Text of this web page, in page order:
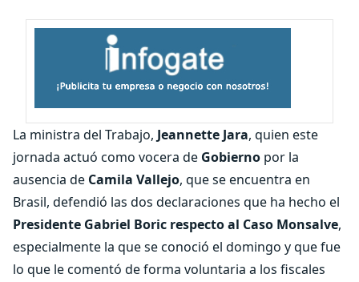
La ministra del Trabajo, Jeannette Jara, quien este
jornada actuó como vocera de Gobierno por la
ausencia de Camila Vallejo, que se encuentra en
Brasil, defendió las dos declaraciones que ha hecho el
Presidente Gabriel Boric respecto al Caso Monsalve,
especialmente la que se conoció el domingo y que fue
lo que le comentó de forma voluntaria a los fiscales